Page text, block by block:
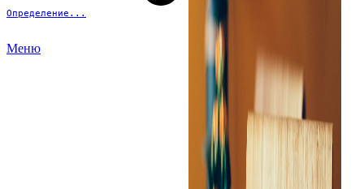
Определение...
Меню